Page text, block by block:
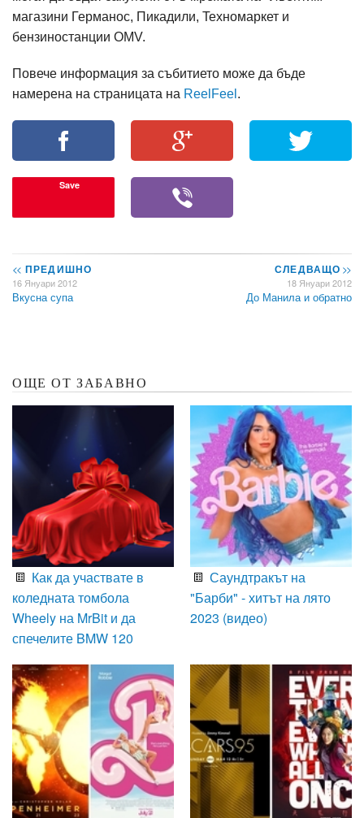
магазини Германос, Пикадили, Teхномаркет и
бензиностанции OMV.
Повече информация за събитието може да бъде
намерена на страницата на ReelFeel .
Save
<< ПРЕДИШНО
16 Януари 2012
Вкусна супа
СЛЕДВАЩО>>
18 Януари 2012
До Манила и обратно
ОЩЕ ОТ ЗАБАВНО
Как да участвате в
коледната томбола
Wheely на MrBit и да
спечелите BMW 120
Саундтракът на
"Барби" - хитът на лято
2023 (видео)